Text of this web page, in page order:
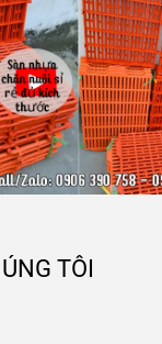
TÔI